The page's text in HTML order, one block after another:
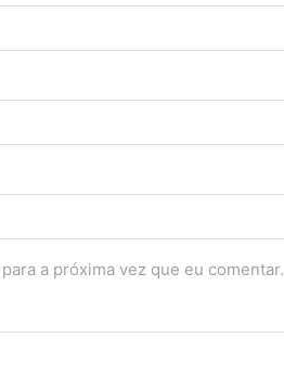
a próxima vez que eu comentar.